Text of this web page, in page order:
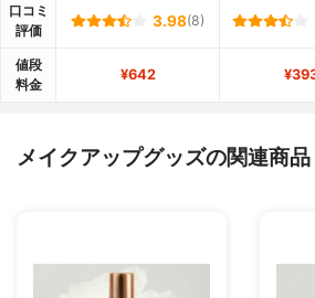
口コミ
評価
3.98(8)
値段
料金
¥642
メイクアップグッズの関連商品